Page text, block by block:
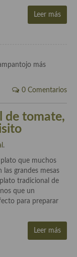
Leer más
0 Comentarios
de tomate,
.
que muchos
grandes mesas
tradicional de
que un
para preparar
Leer más